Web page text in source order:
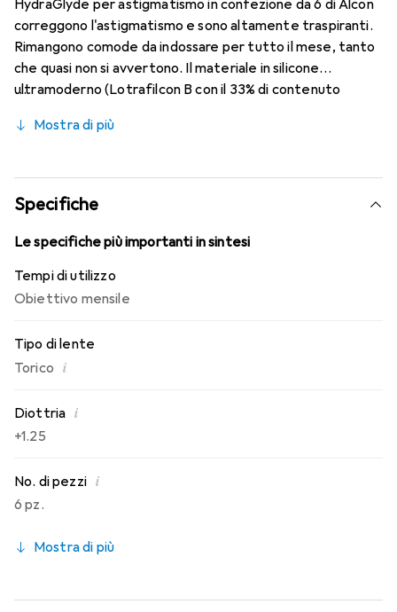
HydraGlyde per astigmatismo in confezione da 6 di Alcon
correggono l'astigmatismo e sono altamente traspiranti.
Rimangono comode da indossare per tutto il mese, tanto
che quasi non si avvertono. Il materiale in silicone
ultramoderno (Lotrafilcon B con il 33% di contenuto
Moisture Matrix e la nota tecnologia SmartShield,
conosci. Comfort e assenza di fastidi per tutto il giorno
con queste lenti mensili.
Mostra di più
Specifiche
Le specifiche più importanti in sintesi
Tempi di utilizzo
Obiettivo mensile
Tipo di lente
Torico i
Diottria i
+1.25
No. di pezzi i
6 pz.
Mostra di più